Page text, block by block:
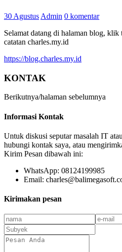
30 Agustus Admin 0 komentar
Selamat datang di halaman blog,
catatan charles.my.id
https://blog.charles.my.id
KONTAK
Berikutnya/halaman sebelumnya
Informasi Kontak
Untuk diskusi seputar masalah IT
hubungi kontak saya, atau
Kirim Pesan dibawah ini:
WhatsApp: 08124199985
Email:
Kirimakan pesan